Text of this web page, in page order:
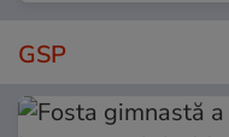
GSP